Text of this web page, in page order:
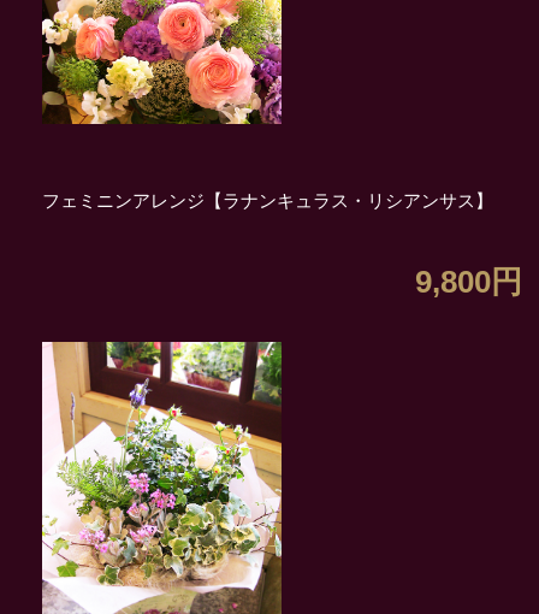
フェミニンアレンジ【ラナンキュラス・リシアンサス】
9,800円